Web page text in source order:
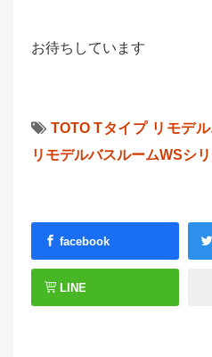
お待ちしています
TOTO Tタイプ リモデ
リモデルバスルームWSシ
facebook
LINE